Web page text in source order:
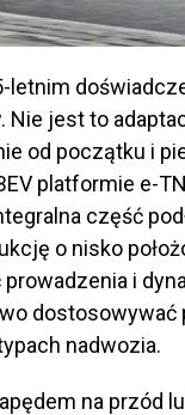
letnim
jest to
od początku i
platformie e-
część
o nisko
i
nadwozia.
na przód